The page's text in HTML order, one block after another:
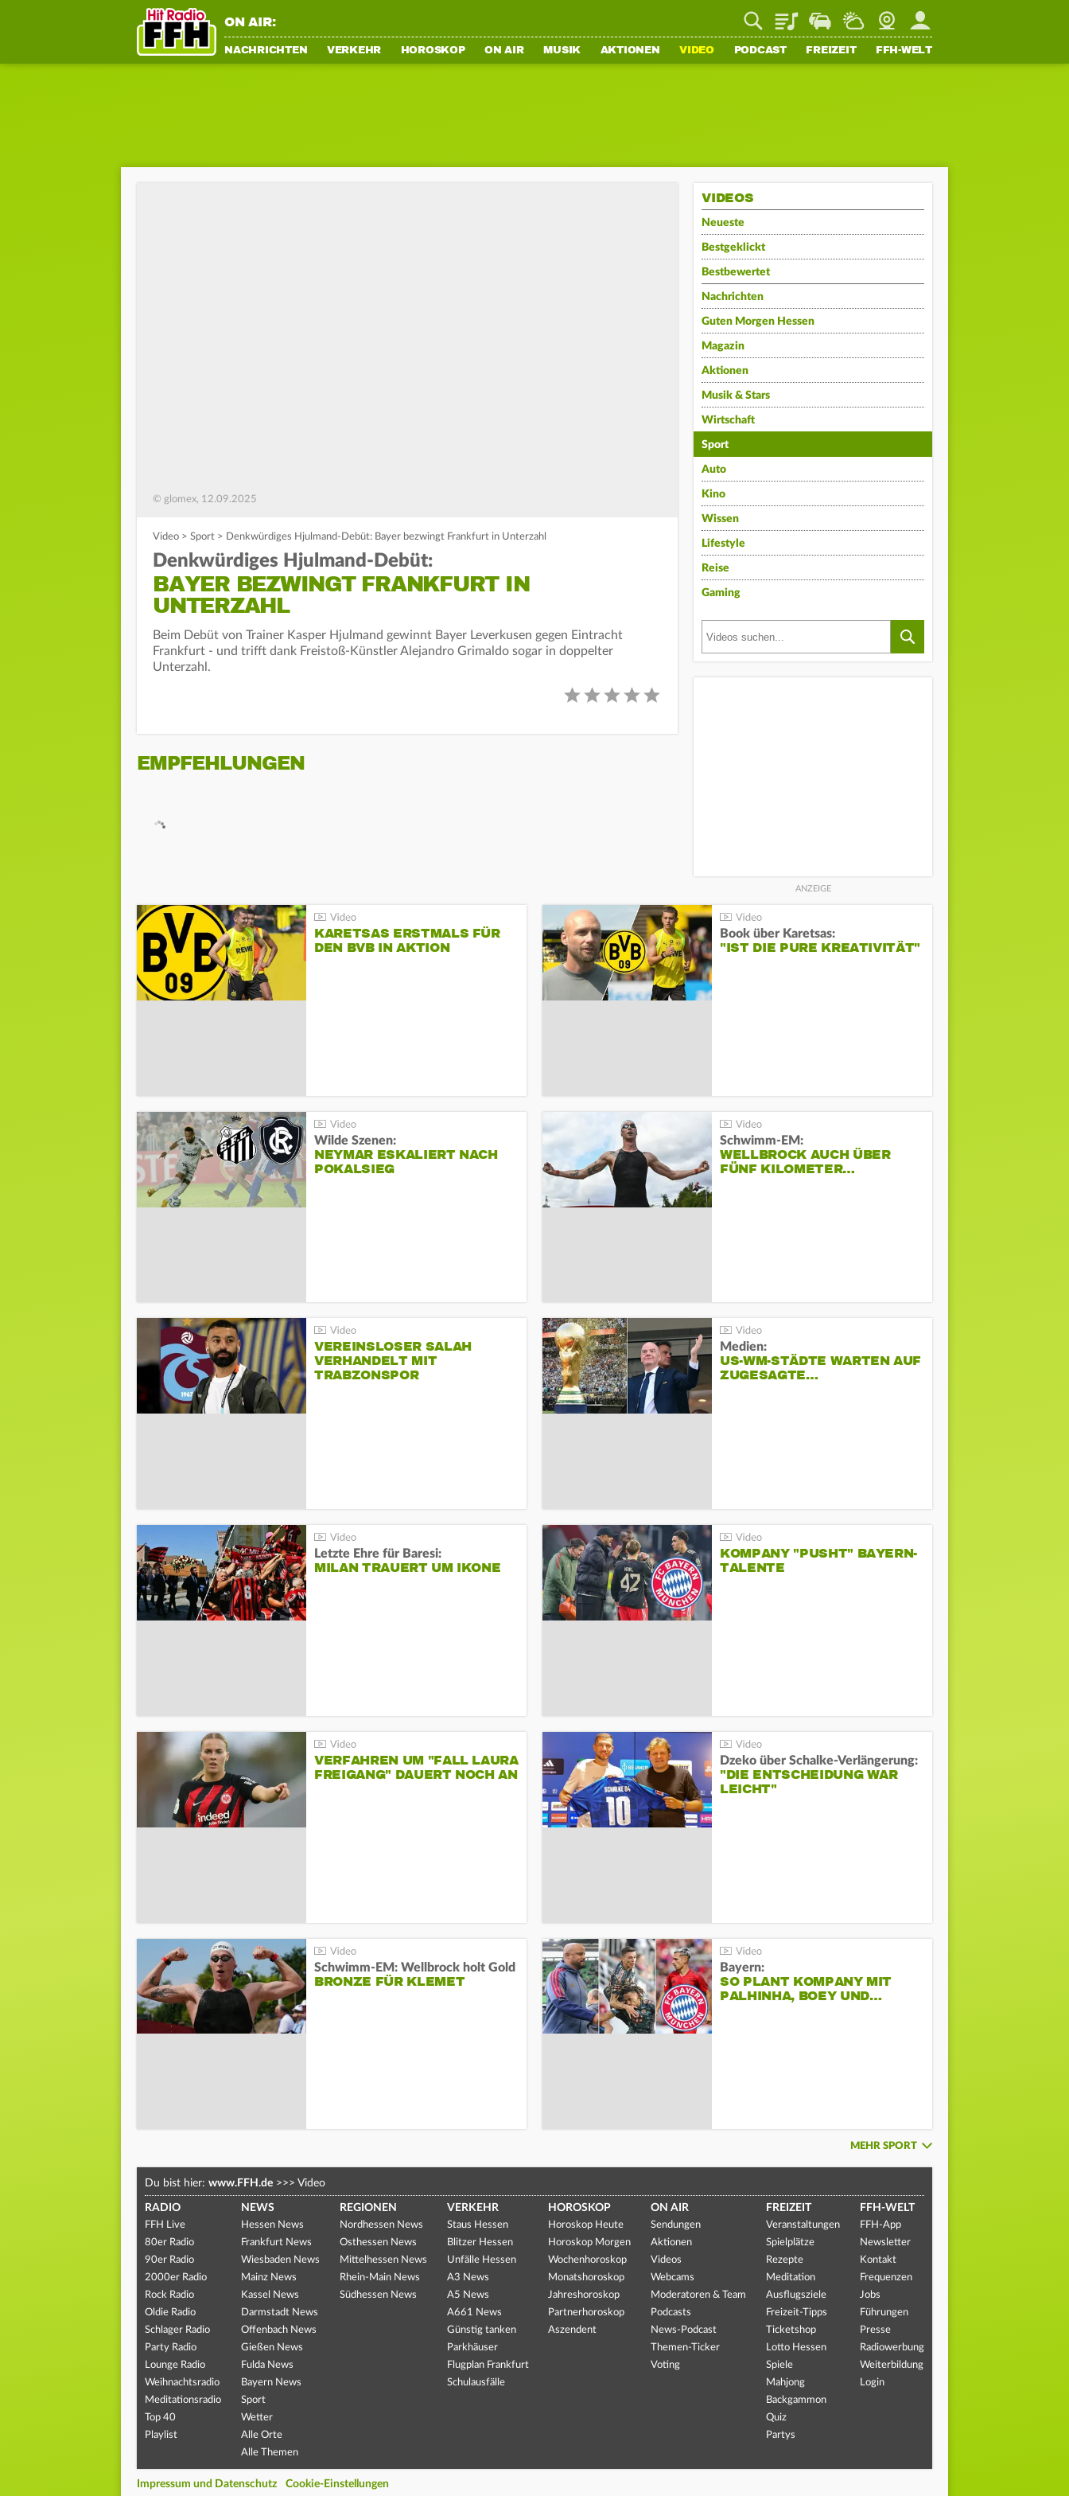
ON AIR: PlaylistStaupilotWetterWebcamMein FFH
NACHRICHTEN VERKEHR HOROSKOP ON AIR MUSIK AKTIONEN VIDEO PODCAST FREIZEIT FFH-WELT
© glomex, 12.09.2025
Video > Sport > Denkwürdiges Hjulmand-Debüt: Bayer bezwingt Frankfurt in Unterzahl
Denkwürdiges Hjulmand-Debüt:
BAYER BEZWINGT FRANKFURT IN
UNTERZAHL
Beim Debüt von Trainer Kasper Hjulmand gewinnt Bayer Leverkusen gegen Eintracht
Frankfurt - und trifft dank Freistoß-Künstler Alejandro Grimaldo sogar in doppelter
Unterzahl.
EMPFEHLUNGEN
VIDEOS
Neueste
Bestgeklickt
Bestbewertet
Nachrichten
Guten Morgen Hessen
Magazin
Aktionen
Musik & Stars
Wirtschaft
Sport
Auto
Kino
Wissen
Lifestyle
Reise
Gaming
KARETSAS ERSTMALS FÜR
DEN BVB IN AKTION
Book über Karetsas:
"IST DIE PURE KREATIVITÄT"
Wilde Szenen:
NEYMAR ESKALIERT NACH
POKALSIEG
Schwimm-EM:
WELLBROCK AUCH ÜBER
FÜNF KILOMETER…
VEREINSLOSER SALAH
VERHANDELT MIT
TRABZONSPOR
Medien:
US-WM-STÄDTE WARTEN AUF
ZUGESAGTE…
Letzte Ehre für Baresi:
MILAN TRAUERT UM IKONE
KOMPANY "PUSHT" BAYERN-
TALENTE
VERFAHREN UM "FALL LAURA
FREIGANG" DAUERT NOCH AN
Dzeko über Schalke-Verlängerung:
"DIE ENTSCHEIDUNG WAR
LEICHT"
Schwimm-EM: Wellbrock holt Gold
BRONZE FÜR KLEMET
Bayern:
SO PLANT KOMPANY MIT
PALHINHA, BOEY UND…
MEHR SPORT
Du bist hier: www.FFH.de >>> Video
RADIO
FFH Live
80er Radio
90er Radio
2000er Radio
Rock Radio
Oldie Radio
Schlager Radio
Party Radio
Lounge Radio
Weihnachtsradio
Meditationsradio
Top 40
Playlist
NEWS
Hessen News
Frankfurt News
Wiesbaden News
Mainz News
Kassel News
Darmstadt News
Offenbach News
Gießen News
Fulda News
Bayern News
Sport
Wetter
Alle Orte
Alle Themen
REGIONEN
Nordhessen News
Osthessen News
Mittelhessen News
Rhein-Main News
Südhessen News
VERKEHR
Staus Hessen
Blitzer Hessen
Unfälle Hessen
A3 News
A5 News
A661 News
Günstig tanken
Parkhäuser
Flugplan Frankfurt
Schulausfälle
HOROSKOP
Horoskop Heute
Horoskop Morgen
Wochenhoroskop
Monatshoroskop
Jahreshoroskop
Partnerhoroskop
Aszendent
ON AIR
Sendungen
Aktionen
Videos
Webcams
Moderatoren & Team
Podcasts
News-Podcast
Themen-Ticker
Voting
FREIZEIT
Veranstaltungen
Spielplätze
Rezepte
Meditation
Ausflugsziele
Freizeit-Tipps
Ticketshop
Lotto Hessen
Spiele
Mahjong
Backgammon
Quiz
Partys
FFH-WELT
FFH-App
Newsletter
Kontakt
Frequenzen
Jobs
Führungen
Presse
Radiowerbung
Weiterbildung
Login
Impressum und Datenschutz Cookie-Einstellungen